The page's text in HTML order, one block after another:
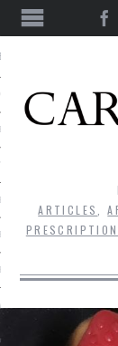
ULTIME
RIRE
DIALOGUE
LIBERTÉ
BEAUTÉ
ARTICLES
,